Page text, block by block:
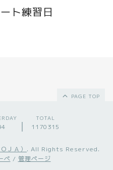
ト練習日
PAGE TOP
TOTAL
1170315
Ａ） . All Rights Reserved.
ペ / 管理ページ